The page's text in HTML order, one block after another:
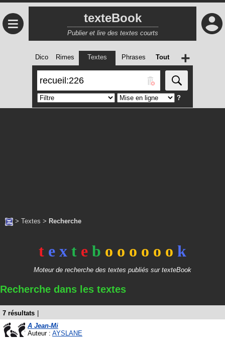
≡ texteBook
Publier et lire des textes courts
Dico Rimes Textes Phrases Tout
?
+
> Textes > Recherche
t e x t e b o o o o o o k
Moteur de recherche des textes publiés sur texteBook
Recherche dans les textes
7 résultats
A Jean-Mi
Auteur : AYSLANE